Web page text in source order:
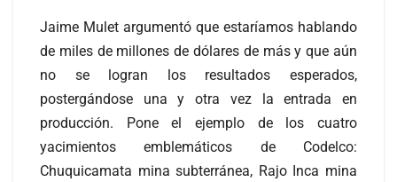
Jaime Mulet argumentó que estaríamos hablando
de miles de millones de dólares de más y que aún
no se logran los resultados esperados,
postergándose una y otra vez la entrada en
producción. Pone el ejemplo de los cuatro
yacimientos emblemáticos de Codelco:
Chuquicamata mina subterránea, Rajo Inca mina